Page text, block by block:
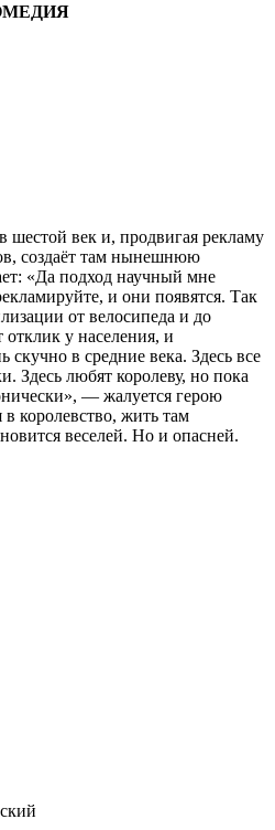
шестой век и, продвигая рекламу
создаёт там нынешнюю
«Да подход научный мне
и они появятся. Так
от велосипеда и до
у населения, и
скучно в средние века. Здесь все
Здесь любят королеву, но пока
— жалуется герою
королевство, жить там
веселей. Но и опасней.